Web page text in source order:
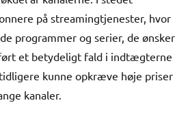
på streamingtjenester, hvor
programmer og serier, de ønsker
et betydeligt fald i indtægterne
kunne opkræve høje priser
kanaler.